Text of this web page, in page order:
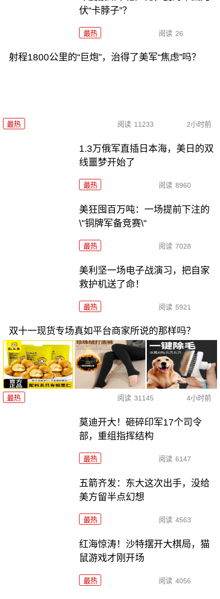
伏“卡脖子”？
最热 阅读 26
射程1800公里的“巨炮”，治得了美军“焦虑”吗？
最热 阅读 11233 2小时前
1.3万俄军直插日本海，美日的双
线噩梦开始了
最热 阅读 8960
美狂囤百万吨：一场提前下注的
\"铜牌军备竞赛\"
最热 阅读 7028
美利坚一场电子战演习，把自家
救护机送了命！
最热 阅读 5921
双十一现货专场真如平台商家所说的那样吗？
最热 阅读 31145 4小时前
莫迪开大！砸碎印军17个司令
部，重组指挥结构
最热 阅读 6147
五箭齐发：东大这次出手，没给
美方留半点幻想
最热 阅读 4563
红海惊涛！沙特摆开大棋局，猫
鼠游戏才刚开场
最热 阅读 4056